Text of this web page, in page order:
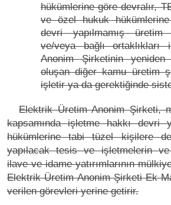
hükümlerine göre devralır,
ve özel hukuk
devri yapılmamış
ve/veya bağlı
Anonim Şirketinin yeniden
oluşan diğer kamu üretim
işletir ya da gerektiğinde
Elektrik Üretim Anonim Şirketi,
kapsamında işletme hakkı devri
hükümlerine tabi tüzel kişilere
yapılacak tesis ve işletmelerin ve
ilave ve idame yatırımlarının
Elektrik Üretim Anonim Şirketi Ek
verilen görevleri yerine getirir.